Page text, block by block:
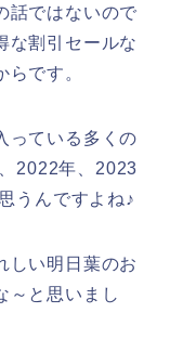
話ではないので
な割引セールな
です。
っている多くの
2022年、2023
うんですよね♪
しい明日葉のお
～と思いまし